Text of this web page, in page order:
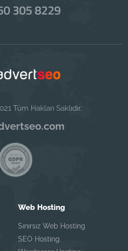
305 8229
Tüm Hakları Saklıdır.
Web Hosting
Sınırsız Web Hosting
SEO Hosting